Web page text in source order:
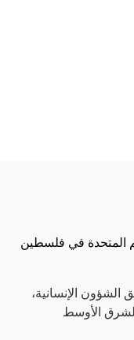
المتحدة في فلسطين
الإنسانية،
الأوسط